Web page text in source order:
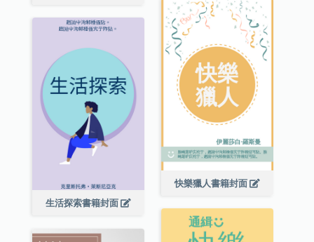
快樂獵人書籍封面
生活探索書籍封面